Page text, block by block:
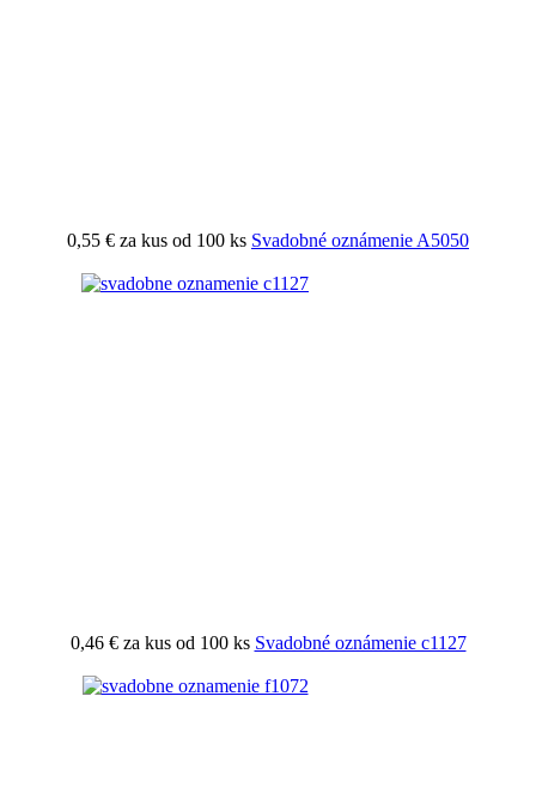
0,55 € za kus od 100 ks Svadobné oznámenie A5050
0,46 € za kus od 100 ks Svadobné oznámenie c1127